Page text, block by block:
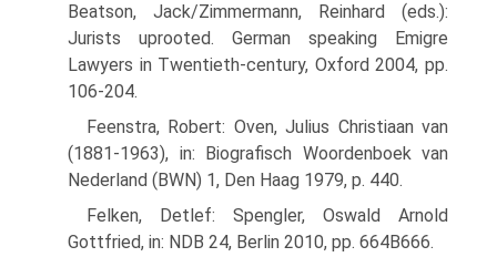
Beatson, Jack/Zimmermann, Reinhard (eds.):
Jurists uprooted. German speaking Emigre
Lawyers in Twentieth-century, Oxford 2004, pp.
106-204.
Feenstra, Robert: Oven, Julius Christiaan van
(1881-1963), in: Biografisch Woordenboek van
Nederland (BWN) 1, Den Haag 1979, p. 440.
Felken, Detlef: Spengler, Oswald Arnold
Gottfried, in: NDB 24, Berlin 2010, pp. 664В­666.